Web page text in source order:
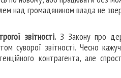
над громадянином влада не
звітності. З Закону про
суворої звітності. Чесно
контрагента, але